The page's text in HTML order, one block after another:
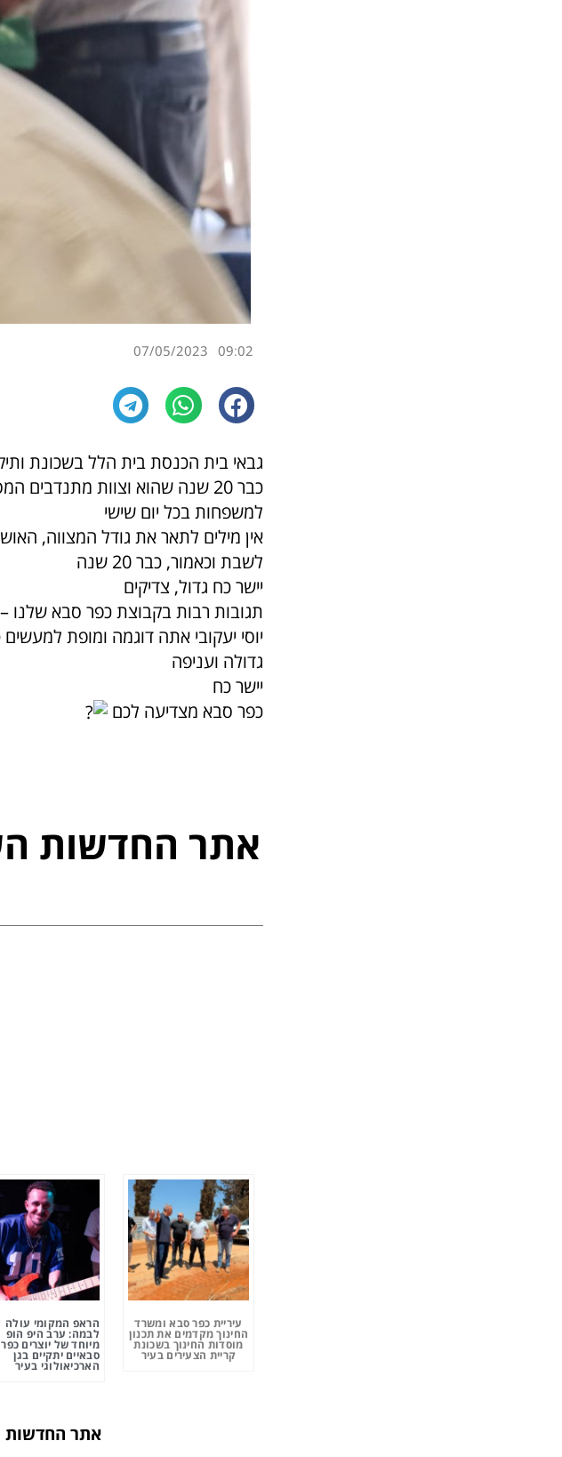
09:02
07/05/2023
גבאי בית הכנסת בית הלל בשכונת
כבר 20 שנה שהוא וצוות
למשפחות בכל יום שישי
אין מילים לתאר את גודל המצווה,
לשבת וכאמור, כבר 20 שנה
יישר כח גדול, צדיקים
תגובות רבות בקבוצת כפר סבא שלנו –
יוסי יעקובי אתה דוגמה ומופת
גדולה ועניפה
יישר כח
כפר סבא מצדיעה לכם
אתר החדשות
עיריית כפר סבא ומשרד
החינוך מקדמים את תכנון
מוסדות החינוך בשכונת
קריית הצעירים בעיר
הראפ המקומי עולה
לבמה: ערב היפ הופ
מיוחד של יוצרים כפר
סבאיים יתקיים בגן
הארכיאולוגי בעיר
אתר החדשות